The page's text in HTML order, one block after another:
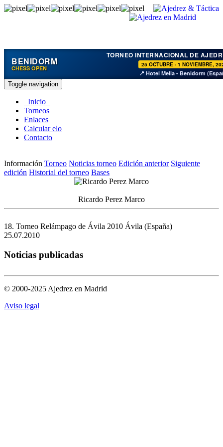
BENIDORM
CHESS OPEN
TORNEO INTERNACIONAL DE
25 OCTUBRE - 1 NOVIEMBRE,
📍 Hotel Melia - Benidorm
Toggle navigation
Inicio
Torneos
Enlaces
Calcular elo
Contacto
Información Torneo Noticias torneo Edición anterior Siguiente
edición Historial del torneo Bases
Ricardo Perez Marco
18. Torneo Relámpago de Ávila 2010 Ávila (España)
25.07.2010
Noticias publicadas
© 2000-2025 Ajedrez en Madrid
Aviso legal